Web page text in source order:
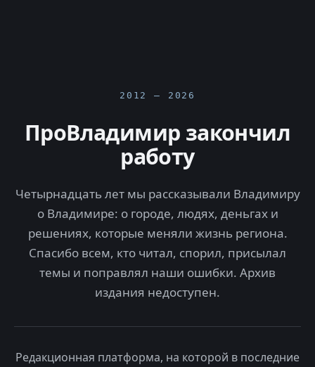
2012 — 2026
ПроВладимир закончил
работу
Четырнадцать лет мы рассказывали Владимиру
о Владимире: о городе, людях, деньгах и
решениях, которые меняли жизнь региона.
Спасибо всем, кто читал, спорил, присылал
темы и поправлял наши ошибки. Архив
издания недоступен.
Редакционная платформа, на которой в последние